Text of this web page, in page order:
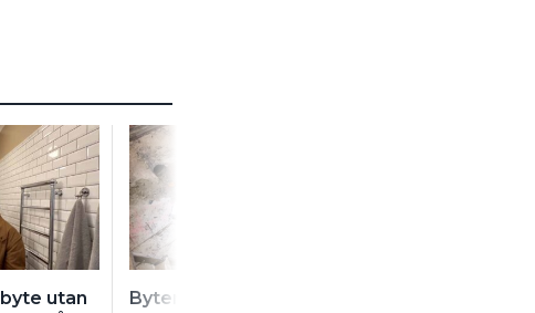
utan
Byter 600 meter